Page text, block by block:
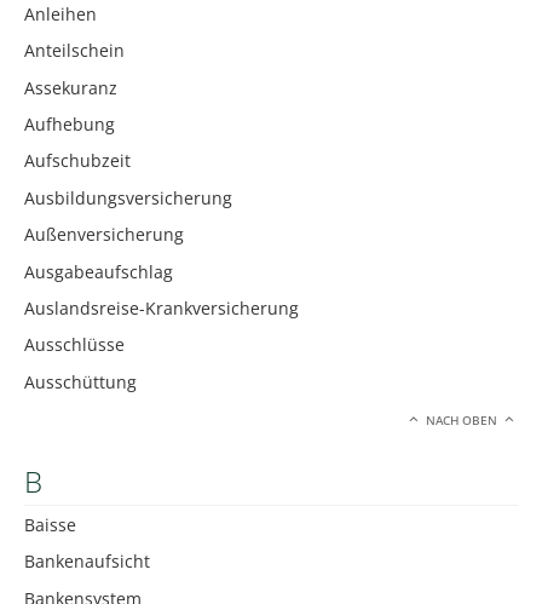
Anleihen
Anteilschein
Assekuranz
Aufhebung
Aufschubzeit
Ausbildungsversicherung
Außenversicherung
Ausgabeaufschlag
Auslandsreise-Krankversicherung
Ausschlüsse
Ausschüttung
NACH OBEN
B
Baisse
Bankenaufsicht
Bankensystem